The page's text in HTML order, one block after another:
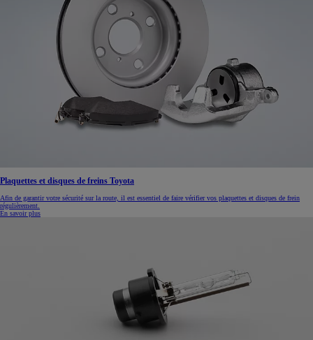
Plaquettes et disques de freins Toyota
Afin de garantir votre sécurité sur la route, il est essentiel de faire vérifier vos plaquettes et disques de frein
régulièrement.
En savoir plus